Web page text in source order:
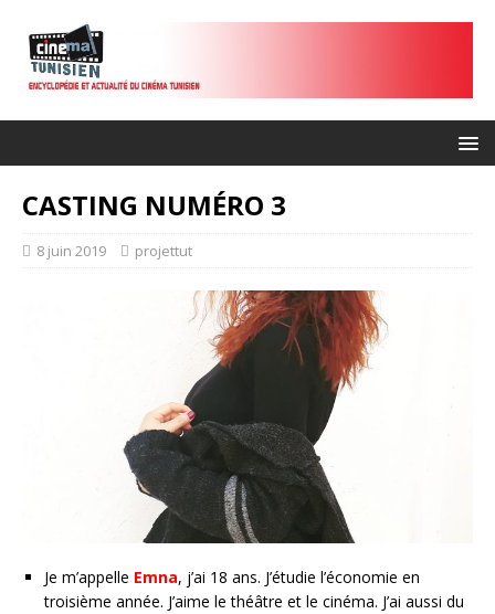
CASTING NUMÉRO 3
8 juin 2019 projettut
Je m’appelle Emna, j’ai 18 ans. J’étudie l’économie en
troisième année. J’aime le théâtre et le cinéma. J’ai aussi du